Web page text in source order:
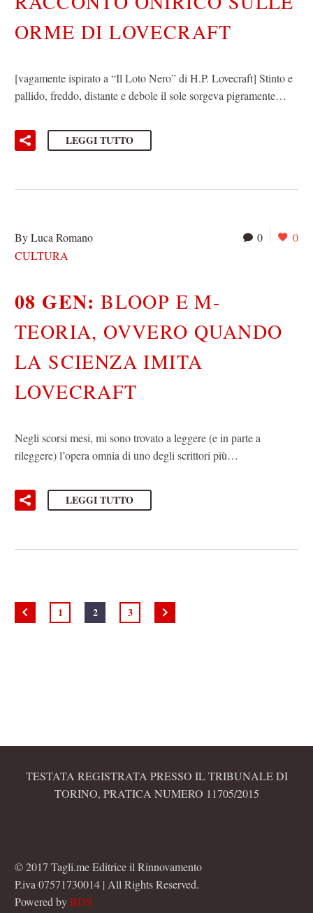
ORME DI LOVECRAFT
[vagamente ispirato a “Il Loto Nero” di H.P. Lovecraft] Stinto e
pallido, freddo, distante e debole il sole sorgeva pigramente…
LEGGI TUTTO
0 0
By Luca Romano
CULTURA
08 GEN:BLOOP E M-
TEORIA, OVVERO QUANDO
LA SCIENZA IMITA
LOVECRAFT
Negli scorsi mesi, mi sono trovato a leggere (e in parte a
rileggere) l’opera omnia di uno degli scrittori più…
LEGGI TUTTO
1 2 3
TESTATA REGISTRATA PRESSO IL TRIBUNALE DI
TORINO, PRATICA NUMERO 11705/2015
© 2017 Tagli.me Editrice il Rinnovamento
P.iva 07571730014 | All Rights Reserved.
Powered byBDS